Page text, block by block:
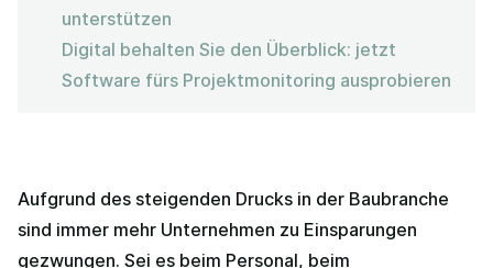
unterstützen
Digital behalten Sie den Überblick: jetzt
Software fürs Projektmonitoring ausprobieren
Aufgrund des steigenden Drucks in der Baubranche
sind immer mehr Unternehmen zu Einsparungen
gezwungen. Sei es beim Personal, beim